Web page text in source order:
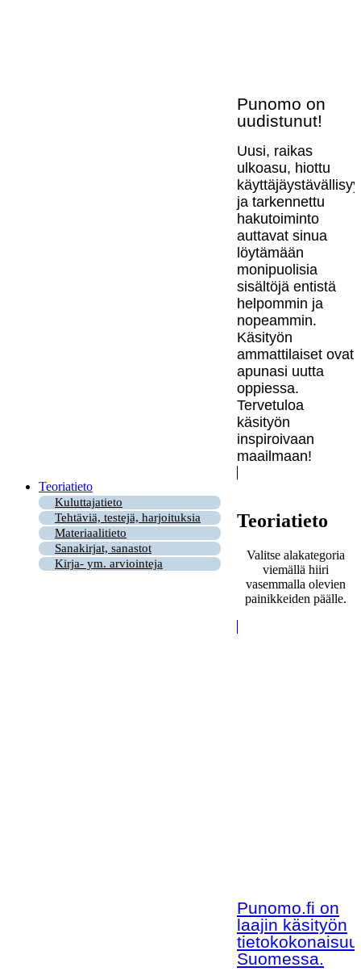
Punomo on
uudistunut!
Uusi, raikas
ulkoasu, hiottu
ja tarkennettu
hakutoiminto
auttavat sinua
löytämään
monipuolisia
sisältöjä entistä
helpommin ja
nopeammin.
Käsityön
ammattilaiset ovat
apunasi uutta
oppiessa.
Tervetuloa
käsityön
inspiroivaan
maailmaan!
Teoriatieto
Kuluttajatieto
Tehtäviä, testejä, harjoituksia
Materiaalitieto
Sanakirjat, sanastot
Kirja- ym. arviointeja
Teoriatieto
Valitse alakategoria
viemällä hiiri
vasemmalla olevien
painikkeiden päälle.
Punomo.fi on
laajin käsityön
Suomessa.